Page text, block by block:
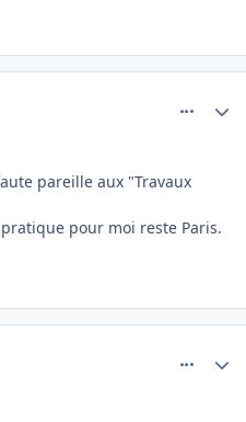
pareille aux "Travaux
pour moi reste Paris.